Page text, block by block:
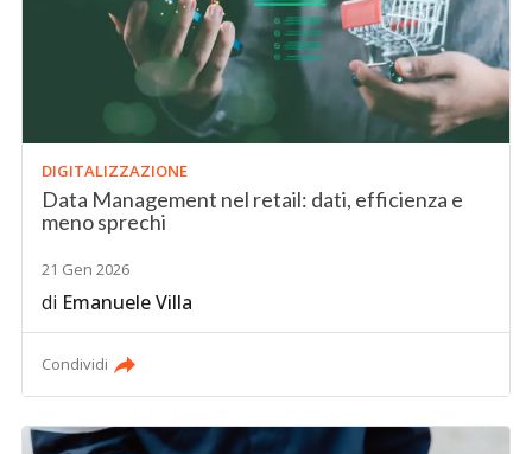
DIGITALIZZAZIONE
Data Management nel retail: dati, efficienza e
meno sprechi
21 Gen 2026
di Emanuele Villa
Condividi